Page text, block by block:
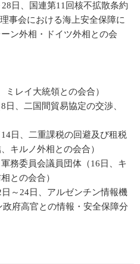
日、国連第11回核不拡散条約
事会における海上安全保障に
ン外相・ドイツ外相との会
レイ大統領との会合）
、二国間貿易協定の交渉、
日、二重課税の回避及び租税
キルノ外相との会合）
務委員会議員団体（16日、キ
との会合）
～24日、アルゼンチン情報機
府高官との情報・安全保障分